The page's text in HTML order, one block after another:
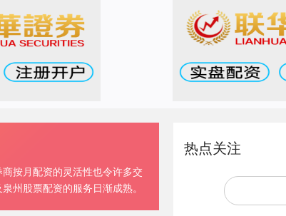
按月配资的灵活性也令许多交
州股票配资的服务日渐成熟。
热点关注